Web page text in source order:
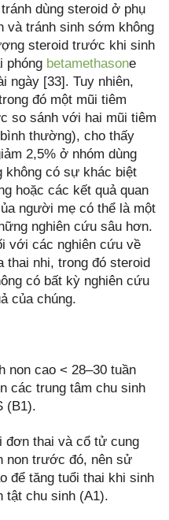
dùng steroid ở phụ
và tránh sinh sớm không
steroid trước khi sinh
phóng betamethasone
ngày [33]. Tuy nhiên,
đó một mũi tiêm
so sánh với hai mũi tiêm
thường), cho thấy
2,5% ở nhóm dùng
không có sự khác biệt
hoặc các kết quả quan
người mẹ có thể là một
nghiên cứu sâu hơn.
với các nghiên cứu về
thai nhi, trong đó steroid
có bất kỳ nghiên cứu
của chúng.
non cao < 28–30 tuần
các trung tâm chu sinh
(B1).
đơn thai và cổ tử cung
non trước đó, nên sử
để tăng tuổi thai khi sinh
tật chu sinh (A1).